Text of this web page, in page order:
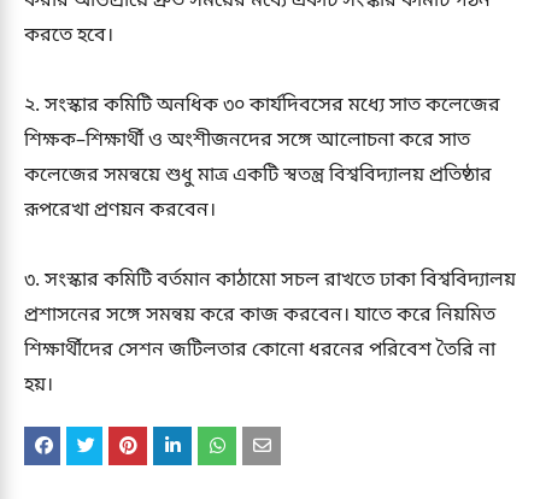
করতে হবে।
২. সংস্কার কমিটি অনধিক ৩০ কার্যদিবসের মধ্যে সাত কলেজের
শিক্ষক–শিক্ষার্থী ও অংশীজনদের সঙ্গে আলোচনা করে সাত
কলেজের সমন্বয়ে শুধু মাত্র একটি স্বতন্ত্র বিশ্ববিদ্যালয় প্রতিষ্ঠার
রূপরেখা প্রণয়ন করবেন।
৩. সংস্কার কমিটি বর্তমান কাঠামো সচল রাখতে ঢাকা বিশ্ববিদ্যালয়
প্রশাসনের সঙ্গে সমন্বয় করে কাজ করবেন। যাতে করে নিয়মিত
শিক্ষার্থীদের সেশন জটিলতার কোনো ধরনের পরিবেশ তৈরি না
হয়।